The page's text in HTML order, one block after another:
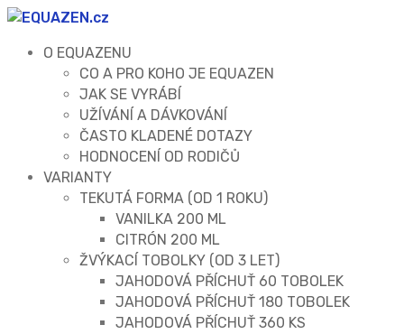
O EQUAZENU
CO A PRO KOHO JE EQUAZEN
JAK SE VYRÁBÍ
UŽÍVÁNÍ A DÁVKOVÁNÍ
ČASTO KLADENÉ DOTAZY
HODNOCENÍ OD RODIČŮ
VARIANTY
TEKUTÁ FORMA (OD 1 ROKU)
VANILKA 200 ML
CITRÓN 200 ML
ŽVÝKACÍ TOBOLKY (OD 3 LET)
JAHODOVÁ PŘÍCHUŤ 60 TOBOLEK
JAHODOVÁ PŘÍCHUŤ 180 TOBOLEK
JAHODOVÁ PŘÍCHUŤ 360 KS